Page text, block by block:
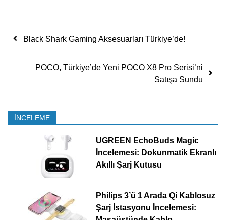
Yazı dolaşımı
Black Shark Gaming Aksesuarları Türkiye’de!
POCO, Türkiye’de Yeni POCO X8 Pro Serisi’ni
Satışa Sundu
İNCELEME
UGREEN EchoBuds Magic
İncelemesi: Dokunmatik Ekranlı
Akıllı Şarj Kutusu
Philips 3’ü 1 Arada Qi Kablosuz
Şarj İstasyonu İncelemesi: